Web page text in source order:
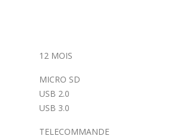
12 MOIS
MICRO SD
USB 2.0
USB 3.0
TELECOMMANDE